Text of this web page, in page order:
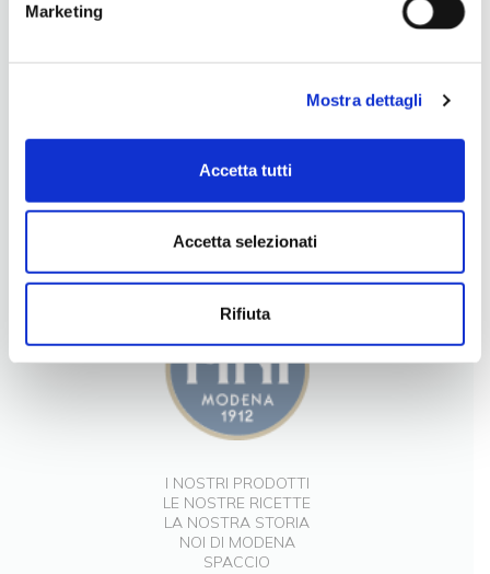
Marketing
Mostra dettagli
Accetta tutti
Accetta selezionati
Rifiuta
LA NOSTRA FILOSOFIA
CONTATTI
I NOSTRI PRODOTTI
LE NOSTRE RICETTE
LA NOSTRA STORIA
NOI DI MODENA
SPACCIO